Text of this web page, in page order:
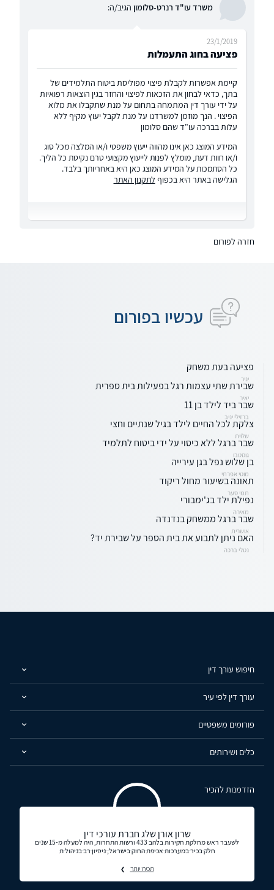
משרד עו"ד רנרט-סלומון הגיב/ה:
פציעה בחוג התעמלות
23/1/2019
קיימת אפשרות לקבלת פיצוי מפוליסת ביטוח התלמידים של
בתך, כדאי לבחון את הזכאות לפיצוי והחזר בגין הוצאות רפואיות
על ידי עורך דין המתמחה בתחום על מנת שתקבלו את מלוא
הפיצוי . הנך מוזמן למשרדנו על מנת לקבל יעוץ מקיף ללא
עלות בברכה עו"ד שהם סלומון
המידע המוצג כאן אינו מהווה ייעוץ משפטי ו/או המלצה מכל סוג
ו/או חוות דעת, מומלץ לפנות לייעוץ מקצועי טרם נקיטת כל הליך.
כל הסתמכות על המידע המוצג כאן היא באחריותך בלבד.
הגלישה באתר היא בכפוף לתקנון האתר
חזרה לפורום
עכשיו בפורום
פציעה בעת משחק
יניר
שבירת שתי עצמות רגל בפעילות בית ספרית
יאיר
שבר ביד לילד בן 11
ברזילי יניב
צלקת לכל החיים לילד בגיל שנתיים וחצי
שלוית
שבר ברגל ללא כיסוי על ידי ביטוח לתלמיד
גוסטבו
בן שלוש נפל בגן עירייה
מוטי אפרתי
תאונה בשיעור מחול ריקוד
תמי סער
נפילת ילד בג'ימבורי
מאירה
שבר ברגל ממשחק בנדנדה
אושרית
האם ניתן לתבוע את בית הספר על שבירת יד?
נטלי ברכה
חיפוש עורך דין
עורך דין לפי עיר
פורומים משפטיים
כלים ושירותים
הזדמנות להכיר
שרון אורן שלג חברת עורכי דין
לשעבר ראש מחלקת חקירות בלהב 433 ורשות התחרות, היה למעלה מ-15 שנים
חלק בכיר במערכות אכיפת החוק בישראל, ניסיון רב בניהול ת
תכירו יותר